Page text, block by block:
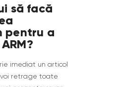
să facă
pentru a
imediat un articol
retrage toate